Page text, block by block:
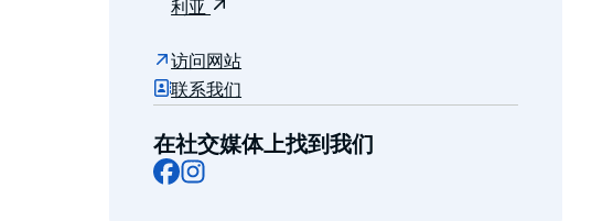
利亚
访问网站
联系我们
在社交媒体上找到我们
Facebook